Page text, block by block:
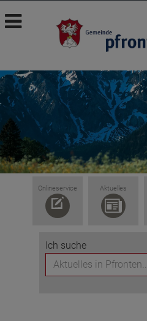
Onlineservice Aktuelles
Ich suche